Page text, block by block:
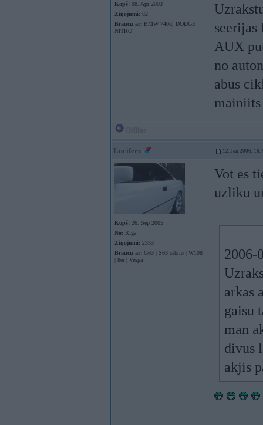
Kopš: 08. Apr 2003
Ziņojumi: 62
Braucu ar: BMW 740d; DODGE
NITRO
seerijas
AUX
no
abus
Luciferz 12. Jan 2006,
Kopš: 26. Sep 2005
No: Rīga
Ziņojumi: 2333
Braucu ar: G63 | S63 cabrio | W108
| 8er | Vespa
Vot es
uzliku
2006-
arkas
gaisu
man
divus
akjis